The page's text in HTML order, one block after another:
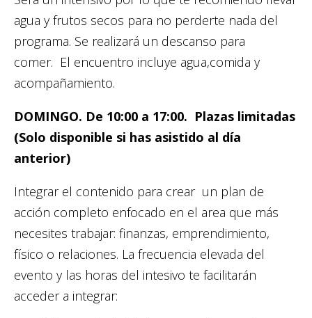
agua y frutos secos para no perderte nada del
programa. Se realizará un descanso para
comer. El encuentro incluye agua,comida y
acompañamiento.
DOMINGO. De 10:00 a 17:00. Plazas limitadas
(Solo disponible si has asistido al día
anterior)
Integrar el contenido para crear un plan de
acción completo enfocado en el area que más
necesites trabajar: finanzas, emprendimiento,
físico o relaciones. La frecuencia elevada del
evento y las horas del intesivo te facilitarán
acceder a integrar: